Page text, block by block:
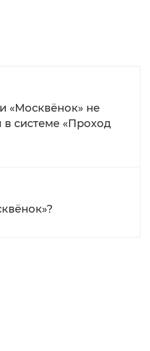
«Москвёнок» не
в системе «Проход